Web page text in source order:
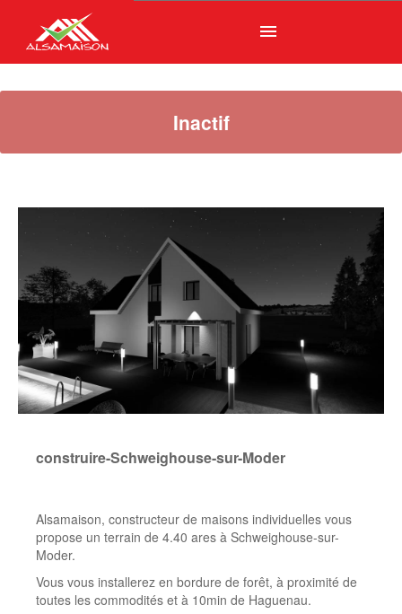
menu
Inactif
construire-Schweighouse-sur-Moder
Alsamaison, constructeur de maisons individuelles vous
propose un terrain de 4.40 ares à Schweighouse-sur-
Moder.
Vous vous installerez en bordure de forêt, à proximité de
toutes les commodités et à 10min de Haguenau.